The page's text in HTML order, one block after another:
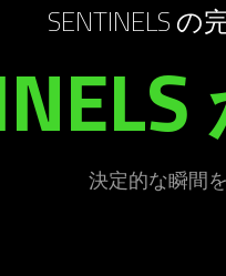
SENTINELS
決定的な瞬間